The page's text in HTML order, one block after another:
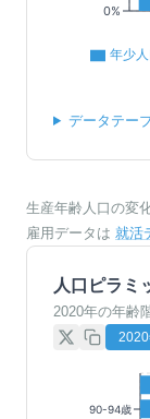
0%
年少
データテー
生産年齢人口の変
雇用データは 就活
人口ピラミ
2020年の年齢
2020
90-94歳